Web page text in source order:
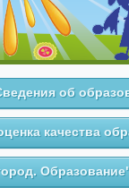
об
качества